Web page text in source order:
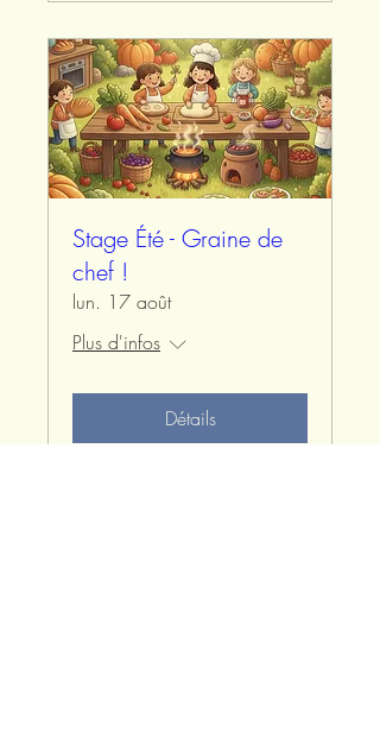
Stage Été - Graine de
chef !
lun. 17 août
Plus d'infos
Détails